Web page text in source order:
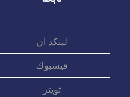
لينكد ان
فيسبوك
تويتر